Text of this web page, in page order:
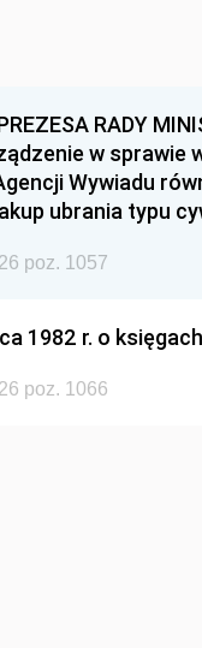
RADY
w sprawie
Wywiadu
ubrania typu
poz. 1057
1982 r. o
poz. 1066